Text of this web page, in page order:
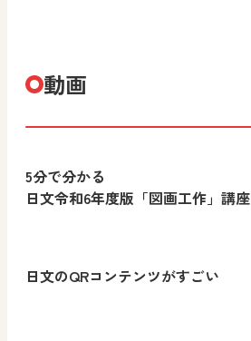
動画
5分で分かる
日文令和6年度版「図画工作」講座
日文のQRコンテンツがすごい